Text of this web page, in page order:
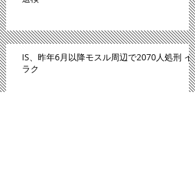
IS、昨年6月以降モスル周辺で2070人処刑 イ
ラク